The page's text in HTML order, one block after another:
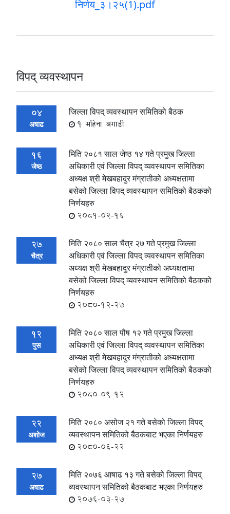
निर्णय_३।२५(1).pdf
विपद् व्यवस्थापन
04
अषाढ
जिल्ला विपद् व्यवस्थापन समितिको बैठक
1 महिना अगाडी
16
जेष्ठ
मिति २०८१ साल जेष्ठ १४ गते प्रमुख जिल्ला
अधिकारी एवं जिल्ला विपद् व्यवस्थापन समितिका
अध्यक्ष श्री मेखबहादुर मंग्रातीको अध्यक्षतामा
बसेको जिल्ला विपद् व्यवस्थापन समितिको बैठकको
निर्णयहरु
2081-02-16
27
चैत्र
मिति २०८० साल चैत्र २७ गते प्रमुख जिल्ला
अधिकारी एवं जिल्ला विपद् व्यवस्थापन समितिका
अध्यक्ष श्री मेखबहादुर मंग्रातीको अध्यक्षतामा
बसेको जिल्ला विपद् व्यवस्थापन समितिको बैठकको
निर्णयहरु
2080-12-27
12
पुस
मिति २०८० साल पौष १२ गते प्रमुख जिल्ला
अधिकारी एवं जिल्ला विपद् व्यवस्थापन समितिका
अध्यक्ष श्री मेखबहादुर मंग्रातीको अध्यक्षतामा
बसेको जिल्ला विपद् व्यवस्थापन समितिको बैठकको
निर्णयहरु
2080-09-12
22
अशोज
मिति २०८० असोज २१ गते बसेको जिल्ला विपद्
व्यवस्थापन समितिको बैठकबाट भएका निर्णयहरु
2080-06-22
27
अषाढ
मिति २०७६ आषाढ १३ गते बसेको जिल्ला विपद्
व्यवस्थापन समितिको बैठकबाट भएका निर्णयहरु
2076-03-27